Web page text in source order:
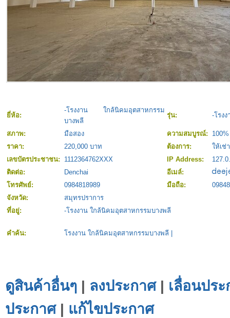
ยี่ห้อ:
-โรงงาน ใกล้นิคมอุตสาหกรรม
บางพลี
รุ่น: -โรง
สภาพ: มือสอง ความสมบูรณ์:
100%
ราคา:
220,000 บาท ต้องการ:
ให้เช่า
เลขบัตรประชาชน:
1112364762XXX IP Address:
ติดต่อ:
Denchai
อีเมล์:
โทรศัพย์:
0984818989 มือถือ:
จังหวัด:
สมุทรปราการ
ที่อยู่:
-โรงงาน ใกล้นิคมอุตสาหกรรมบางพลี
คำค้น: โรงงาน ใกล้นิคมอุตสาหกรรมบางพลี
ดูสินค้าอื่นๆ | ลงประกาศ| เลื่อนปร
ประกาศ| แก้ไขประกาศ